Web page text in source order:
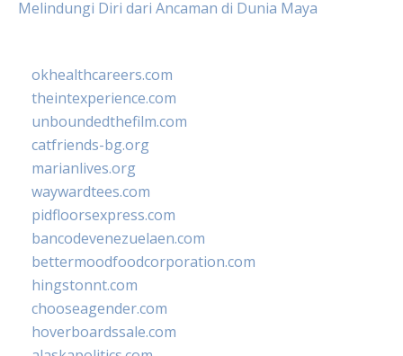
Melindungi Diri dari Ancaman di Dunia Maya
okhealthcareers.com
theintexperience.com
unboundedthefilm.com
catfriends-bg.org
marianlives.org
waywardtees.com
pidfloorsexpress.com
bancodevenezuelaen.com
bettermoodfoodcorporation.com
hingstonnt.com
chooseagender.com
hoverboardssale.com